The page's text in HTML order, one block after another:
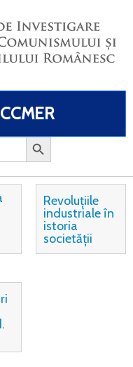
Revoluțiile
industriale în
istoria
societății